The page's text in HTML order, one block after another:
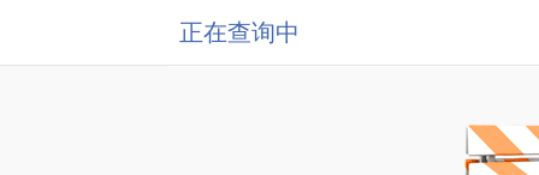
正在查询中